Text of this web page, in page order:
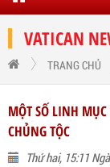
VATICAN
TRANG CHỦ
MỘT SỐ LINH
CHỦNG TỘC
Thứ hai, 15:11